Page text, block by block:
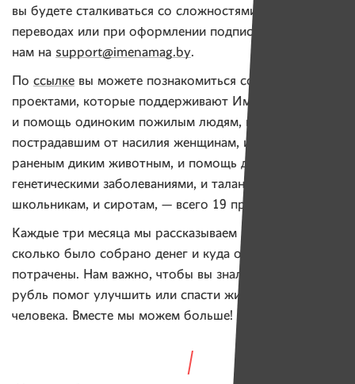
вы будете сталкиваться со сложностями при разовых
переводах или при оформлении подписки — пишите
нам на support@imenamag.by.
По ссылке вы можете познакомиться со всеми
проектами, которые поддерживают Имена — это
и помощь одиноким пожилым людям, и помощь
пострадавшим от насилия женщинам, и помощь
раненым диким животным, и помощь детям с редкими
генетическими заболеваниями, и талантливым
школьникам, и сиротам, — всего 19 проектов.
Каждые три месяца мы рассказываем подписчикам,
сколько было собрано денег и куда они были
потрачены. Нам важно, чтобы вы знали, что каждый
рубль помог улучшить или спасти жизнь конкретного
человека. Вместе мы можем больше!